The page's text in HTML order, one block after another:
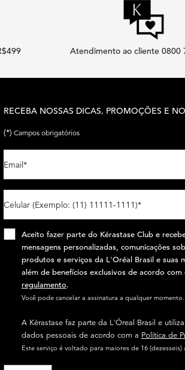
Atendimento ao cliente 0800
RECEBA NOSSAS DICAS, PROMOÇÕES E
(*) Campos obrigatórios
Email*
Celular (Exemplo: (11) 11111-1111)*
Aceito fazer parte do Kérastase Club e
mensagens personalizadas, comunicações
produtos e serviços da L'Oréal Brasil e suas
além de benefícios exclusivos de acordo com
regulamento.​
Você pode cancelar a assinatura a qualquer momento.​
A Kérastase faz parte da L'Óreal Brasil e
dados pessoais de acordo com a Política de
Este serviço é voltado para maiores de 16 (dezesseis)